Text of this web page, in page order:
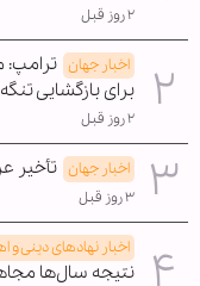
۲ روز قبل
اخبار جهان ترامپ:
برای بازگشایی
۲ روز قبل
اخبار جهان تأخیر
۳ روز قبل
اخبار نهادهای دینی و
نتیجه سال‌ها